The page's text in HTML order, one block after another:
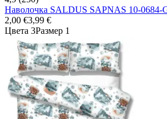
Наволочка SALDUS SAPNAS 10-0684-
2,00 €3,99 €
Цвета 3Размер 1